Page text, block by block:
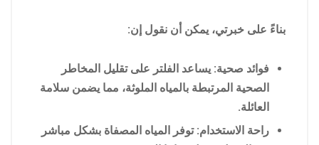
بناءً على خبرتي، يمكن أن نقول إن:
فوائد صحية: يساعد الفلتر على تقليل المخاطر
الصحية المرتبطة بالمياه الملوثة، مما يضمن سلامة
العائلة.
راحة الاستخدام: توفر المياه المصفاة بشكل مباشر